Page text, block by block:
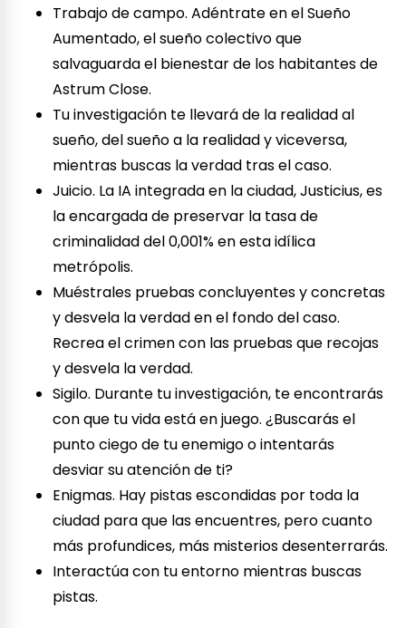
Trabajo de campo. Adéntrate en el Sueño
Aumentado, el sueño colectivo que
salvaguarda el bienestar de los habitantes de
Astrum Close.
Tu investigación te llevará de la realidad al
sueño, del sueño a la realidad y viceversa,
mientras buscas la verdad tras el caso.
Juicio. La IA integrada en la ciudad, Justicius, es
la encargada de preservar la tasa de
criminalidad del 0,001% en esta idílica
metrópolis.
Muéstrales pruebas concluyentes y concretas
y desvela la verdad en el fondo del caso.
Recrea el crimen con las pruebas que recojas
y desvela la verdad.
Sigilo. Durante tu investigación, te encontrarás
con que tu vida está en juego. ¿Buscarás el
punto ciego de tu enemigo o intentarás
desviar su atención de ti?
Enigmas. Hay pistas escondidas por toda la
ciudad para que las encuentres, pero cuanto
más profundices, más misterios desenterrarás.
Interactúa con tu entorno mientras buscas
pistas.